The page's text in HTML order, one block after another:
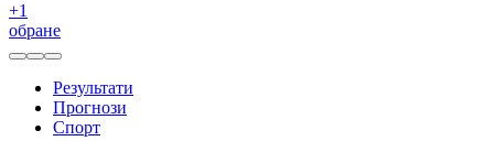
+1
обране
Результати
Прогнози
Спорт